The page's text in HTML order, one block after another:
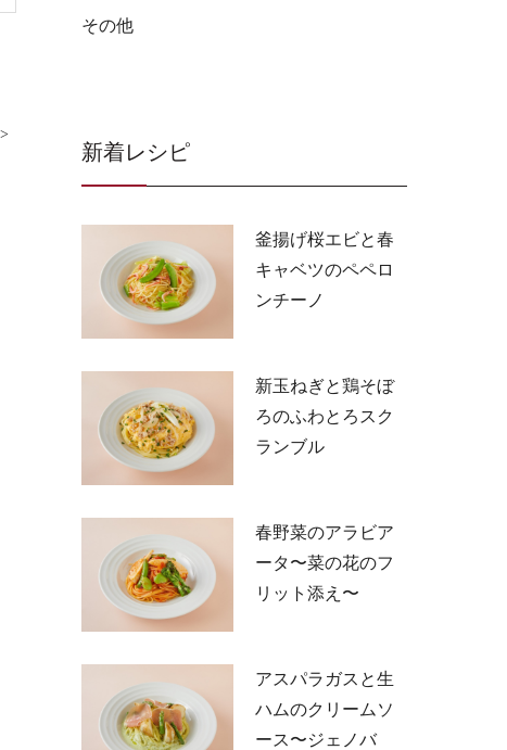
その他
新着レシピ
釜揚げ桜エビと春
キャベツのペペロ
ンチーノ
新玉ねぎと鶏そぼ
ろのふわとろスク
ランブル
春野菜のアラビア
ータ〜菜の花のフ
リット添え〜
アスパラガスと生
ハムのクリームソ
ース〜ジェノバ